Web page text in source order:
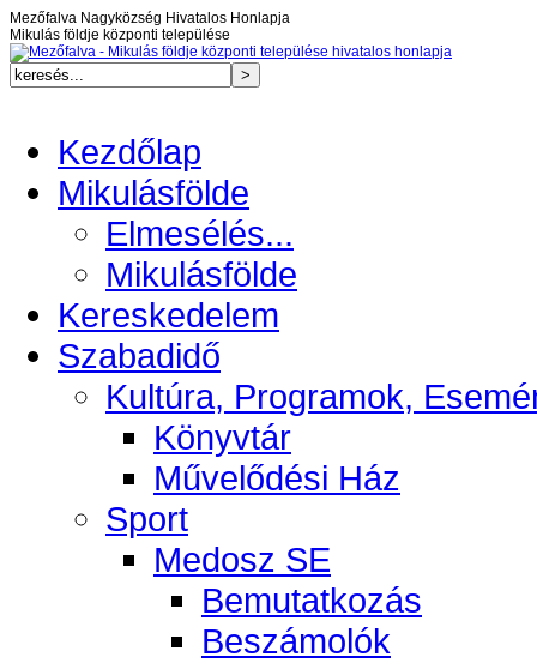
Mezőfalva Nagyközség Hivatalos Honlapja
Mikulás földje központi települése
Kezdőlap
Mikulásfölde
Elmesélés...
Mikulásfölde
Kereskedelem
Szabadidő
Kultúra, Programok,
Könyvtár
Művelődési Ház
Sport
Medosz SE
Bemutatkozás
Beszámolók